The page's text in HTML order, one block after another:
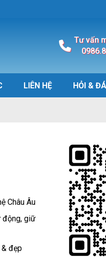
Tư vấn
LIÊN HỆ HỎI &
Châu Âu
động, giữ
đẹp